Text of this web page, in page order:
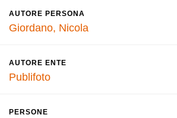
AUTORE PERSONA
Giordano, Nicola
AUTORE ENTE
Publifoto
PERSONE